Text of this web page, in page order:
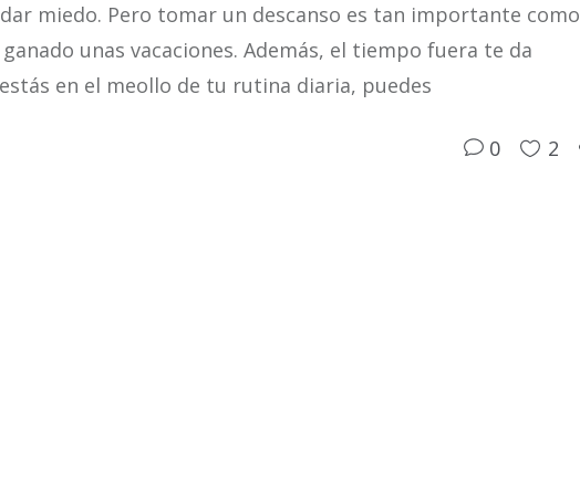
miedo. Pero tomar un descanso es tan importante como
unas vacaciones. Además, el tiempo fuera te da
en el meollo de tu rutina diaria, puedes
0 2